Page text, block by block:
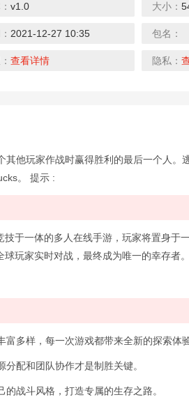
v1.0 大小：
2021-12-27 10:35 包名：
查看详情 隐私：
他玩家作战时赢得胜利的最后一个人。
。 提示 :
于一体的多人在线手游，玩家将置身于
玩家实时对战，最终成为唯一的幸存者。
多样，每一次游戏都带来全新的探索体验
配和团队协作才是制胜关键。
战斗风格，打造专属的生存之路。
仙侠online
疯狂地行走僵